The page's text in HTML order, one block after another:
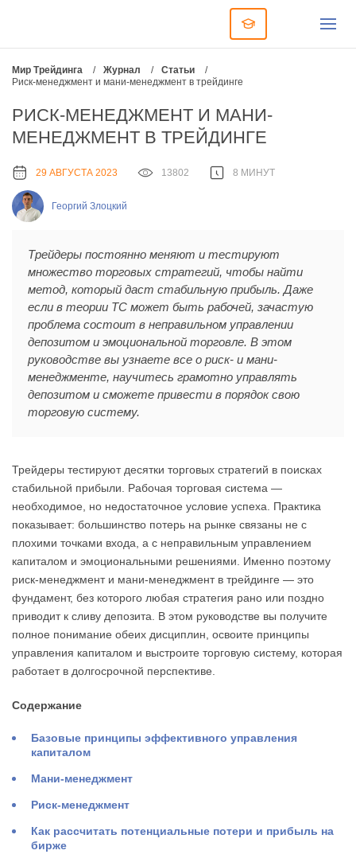
Мир Трейдинга / Журнал / Статьи
/
Риск-менеджмент и мани-менеджмент в трейдинге
РИСК-МЕНЕДЖМЕНТ И МАНИ-
МЕНЕДЖМЕНТ В ТРЕЙДИНГЕ
29 АВГУСТА 2023 13802 8 МИНУТ
Георгий Злоцкий
Трейдеры постоянно меняют и тестируют
множество торговых стратегий, чтобы найти
метод, который даст стабильную прибыль. Даже
если в теории ТС может быть рабочей, зачастую
проблема состоит в неправильном управлении
депозитом и эмоциональной торговле. В этом
руководстве вы узнаете все о риск- и мани-
менеджменте, научитесь грамотно управлять
депозитом и сможете привести в порядок свою
торговую систему.
Трейдеры тестируют десятки торговых стратегий в поисках
стабильной прибыли. Рабочая торговая система —
необходимое, но недостаточное условие успеха. Практика
показывает: большинство потерь на рынке связаны не с
плохими точками входа, а с неправильным управлением
капиталом и эмоциональными решениями. Именно поэтому
риск-менеджмент и мани-менеджмент в трейдинге — это
фундамент, без которого любая стратегия рано или поздно
приводит к сливу депозита. В этом руководстве вы получите
полное понимание обеих дисциплин, освоите принципы
управления капиталом и выстроите торговую систему, которая
работает в долгосрочной перспективе.
Содержание
Базовые принципы эффективного управления
капиталом
Мани-менеджмент
Риск-менеджмент
Как рассчитать потенциальные потери и прибыль на
бирже